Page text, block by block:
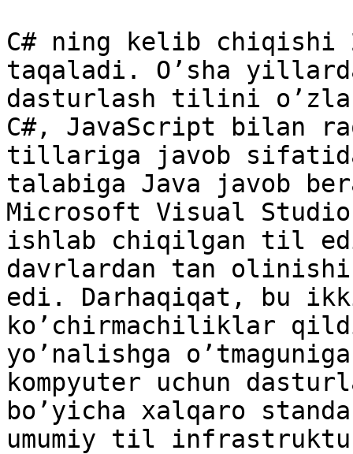
C# ning kelib chiqishi
taqaladi. O’sha
dasturlash tilini
C#, JavaScript bilan
tillariga javob
talabiga Java javob
Microsoft Visual
ishlab chiqilgan til
davrlardan tan olinishi
edi. Darhaqiqat, bu
ko’chirmachiliklar
yo’nalishga
kompyuter uchun
bo’yicha xalqaro
umumiy til